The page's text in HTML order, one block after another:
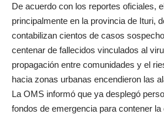
De acuerdo con los reportes oficiales,
principalmente en la provincia de Ituri,
contabilizan cientos de casos
centenar de fallecidos vinculados al
propagación entre comunidades y el
hacia zonas urbanas encendieron las
La OMS informó que ya desplegó
fondos de emergencia para contener